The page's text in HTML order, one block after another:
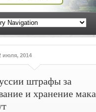
июля, 2014
штрафы за
и хранение мака